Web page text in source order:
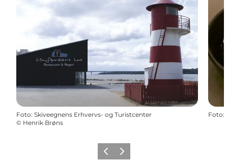
Foto: Skiveegnens Erhvervs- og Turistcenter
© Henrik Brøns
Foto:
Vorherige Folie
Nächste Folie